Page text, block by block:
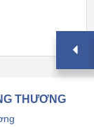
THƯƠNG